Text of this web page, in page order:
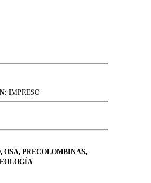
IMPRESO
OSA, PRECOLOMBINAS,